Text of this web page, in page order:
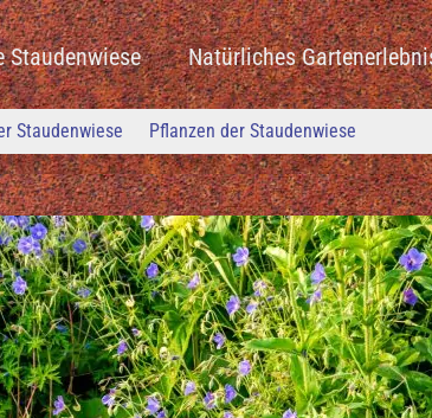
Staudenwiese Natürliches
Staudenwiese Pflanzen der Staudenwiese